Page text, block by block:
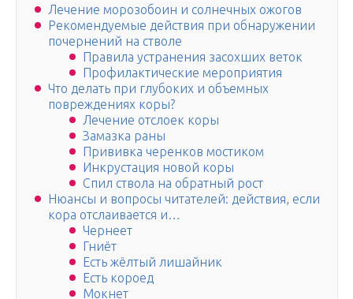
Лечение морозобоин и солнечных ожогов
Рекомендуемые действия при обнаружении
почернений на стволе
Правила устранения засохших веток
Профилактические мероприятия
Что делать при глубоких и объемных
повреждениях коры?
Лечение отслоек коры
Замазка раны
Прививка черенков мостиком
Инкрустация новой коры
Спил ствола на обратный рост
Нюансы и вопросы читателей: действия, если
кора отслаивается и…
Чернеет
Гниёт
Есть жёлтый лишайник
Есть короед
Мокнет